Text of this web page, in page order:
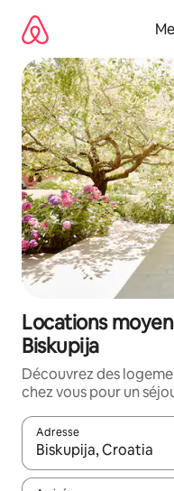
directement
contenu
Locations
Biskupija
Découvrez des
chez vous pour un
Adresse
Lorsque les résultats